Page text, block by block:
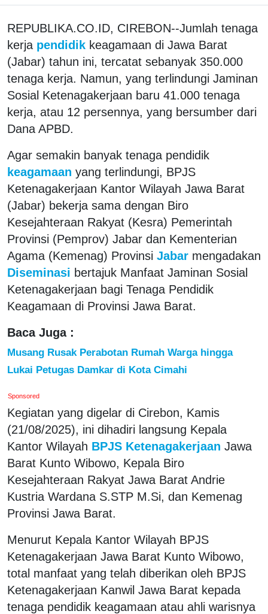
REPUBLIKA.CO.ID, CIREBON--Jumlah tenaga
kerja pendidik keagamaan di Jawa Barat
(Jabar) tahun ini, tercatat sebanyak 350.000
tenaga kerja. Namun, yang terlindungi Jaminan
Sosial Ketenagakerjaan baru 41.000 tenaga
kerja, atau 12 persennya, yang bersumber dari
Dana APBD.
Agar semakin banyak tenaga pendidik
keagamaan yang terlindungi, BPJS
Ketenagakerjaan Kantor Wilayah Jawa Barat
(Jabar) bekerja sama dengan Biro
Kesejahteraan Rakyat (Kesra) Pemerintah
Provinsi (Pemprov) Jabar dan Kementerian
Agama (Kemenag) Provinsi Jabar mengadakan
Diseminasi bertajuk Manfaat Jaminan Sosial
Ketenagakerjaan bagi Tenaga Pendidik
Keagamaan di Provinsi Jawa Barat.
Baca Juga :
Musang Rusak Perabotan Rumah Warga hingga
Lukai Petugas Damkar di Kota Cimahi
Sponsored
Kegiatan yang digelar di Cirebon, Kamis
(21/08/2025), ini dihadiri langsung Kepala
Kantor Wilayah BPJS Ketenagakerjaan Jawa
Barat Kunto Wibowo, Kepala Biro
Kesejahteraan Rakyat Jawa Barat Andrie
Kustria Wardana S.STP M.Si, dan Kemenag
Provinsi Jawa Barat.
Menurut Kepala Kantor Wilayah BPJS
Ketenagakerjaan Jawa Barat Kunto Wibowo,
total manfaat yang telah diberikan oleh BPJS
Ketenagakerjaan Kanwil Jawa Barat kepada
tenaga pendidik keagamaan atau ahli warisnya